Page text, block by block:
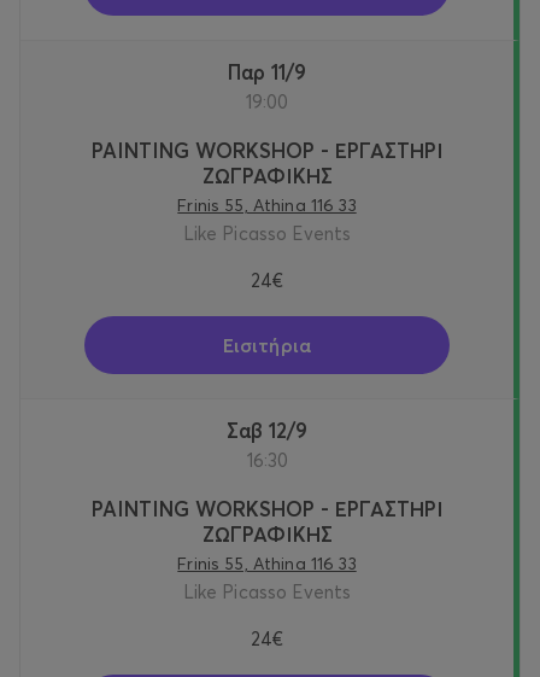
Παρ 11/9
19:00
PAINTING WORKSHOP - ΕΡΓΑΣΤΗΡΙ
ΖΩΓΡΑΦΙΚΗΣ
Frinis 55, Athina 116 33
Like Picasso Events
24€
Εισιτήρια
Σαβ 12/9
16:30
PAINTING WORKSHOP - ΕΡΓΑΣΤΗΡΙ
ΖΩΓΡΑΦΙΚΗΣ
Frinis 55, Athina 116 33
Like Picasso Events
24€